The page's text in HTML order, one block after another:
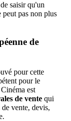
saisir qu'un
peut pas non plus
de
pour cette
pour le
est
de vente qui
vente, devis,